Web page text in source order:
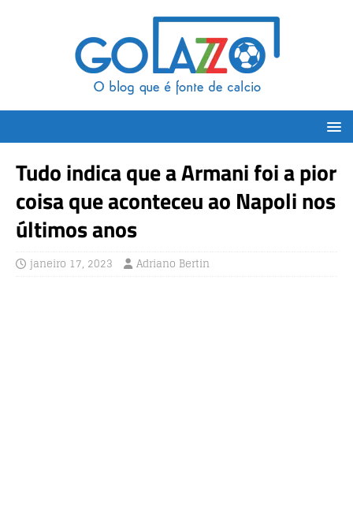
Tudo indica que a Armani foi a pior
coisa que aconteceu ao Napoli nos
últimos anos
janeiro 17, 2023 Adriano Bertin